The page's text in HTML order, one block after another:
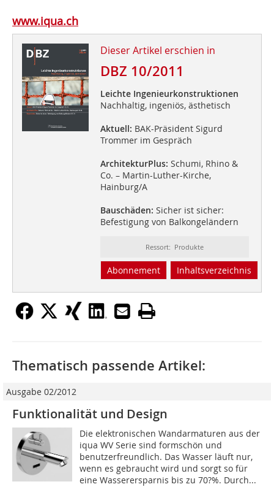
www.iqua.ch
Dieser Artikel erschien in
DBZ 10/2011
Leichte Ingenieurkonstruktionen
Nachhaltig, ingeniös, ästhetisch
Aktuell: BAK-Präsident Sigurd
Trommer im Gespräch
ArchitekturPlus: Schumi, Rhino &
Co. – Martin-Luther-Kirche,
Hainburg/A
Bauschäden: Sicher ist sicher:
Befestigung von Balkongeländern
Ressort: Produkte
Abonnement Inhaltsverzeichnis
Thematisch passende Artikel:
Ausgabe 02/2012
Funktionalität und Design
Die elektronischen Wandarmaturen aus der
iqua WV Serie sind formschön und
benutzerfreundlich. Das Wasser läuft nur,
wenn es gebraucht wird und sorgt so für
eine Wasserersparnis bis zu 70?%. Durch...